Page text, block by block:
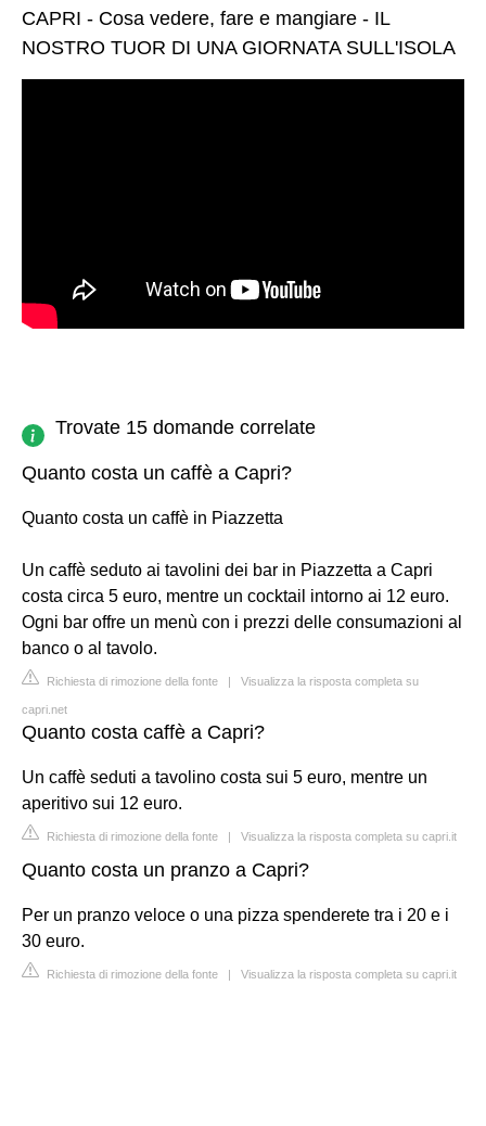
CAPRI - Cosa vedere, fare e mangiare - IL
NOSTRO TUOR DI UNA GIORNATA SULL'ISOLA
Trovate 15 domande correlate
Quanto costa un caffè a Capri?
Quanto costa un caffè in Piazzetta
Un caffè seduto ai tavolini dei bar in Piazzetta a Capri
costa circa 5 euro, mentre un cocktail intorno ai 12 euro.
Ogni bar offre un menù con i prezzi delle consumazioni al
banco o al tavolo.
Richiesta di rimozione della fonte | Visualizza la risposta completa su
capri.net
Quanto costa caffè a Capri?
Un caffè seduti a tavolino costa sui 5 euro, mentre un
aperitivo sui 12 euro.
Richiesta di rimozione della fonte | Visualizza la risposta completa su capri.it
Quanto costa un pranzo a Capri?
Per un pranzo veloce o una pizza spenderete tra i 20 e i
30 euro.
Richiesta di rimozione della fonte | Visualizza la risposta completa su capri.it